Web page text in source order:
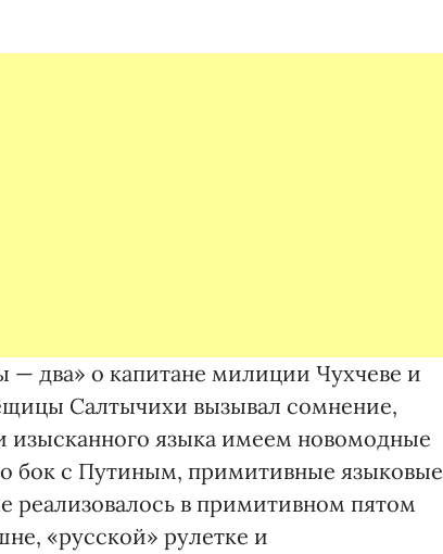
— два» о капитане милиции Чухчеве и
Салтычихи вызывал сомнение,
изысканного языка имеем новомодные
бок с Путиным, примитивные языковые
реализовалось в примитивном пятом
«русской» рулетке и